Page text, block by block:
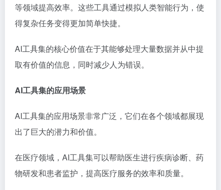
等领域提高效率。这些工具通过模拟人类智能行为，使
得复杂任务变得更加简单快捷。
AI工具集的核心价值在于其能够处理大量数据并从中提
取有价值的信息，同时减少人为错误。
AI工具集的应用场景
AI工具集的应用场景非常广泛，它们在各个领域都展现
出了巨大的潜力和价值。
在医疗领域，AI工具集可以帮助医生进行疾病诊断、药
物研发和患者监护，提高医疗服务的效率和质量。